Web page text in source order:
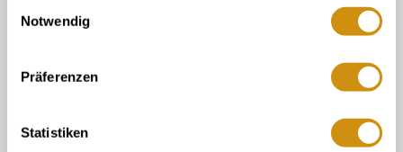
Notwendig
Präferenzen
Statistiken
Onze Service Contact: